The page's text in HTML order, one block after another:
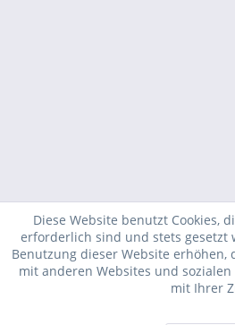
Diese Website benutzt Cookies,
erforderlich sind und stets gesetzt
Benutzung dieser Website
mit anderen Websites und
mit Ihrer